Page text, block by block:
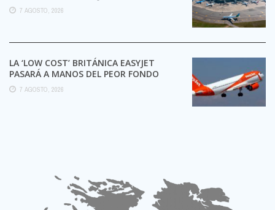
TRÁMITES
7 AGOSTO, 2026
LA ‘LOW COST’ BRITÁNICA EASYJET
PASARÁ A MANOS DEL PEOR FONDO
POSIBLE:
7 AGOSTO, 2026